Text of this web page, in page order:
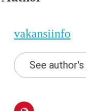
vakansiinfo
See